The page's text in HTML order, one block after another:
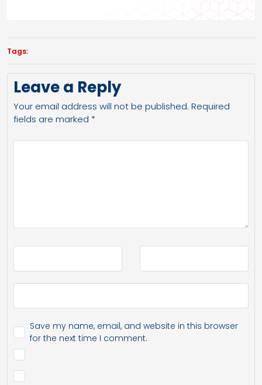
Tags:
Leave a Reply
Your email address will not be published. Required
fields are marked *
Save my name, email, and website in this browser
for the next time I comment.